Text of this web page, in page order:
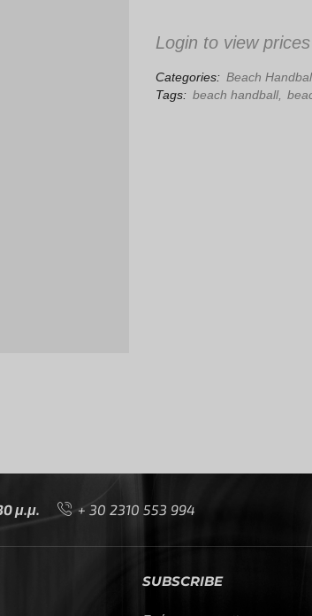
Login to view
Categories: Beach
Tags: beach handball,
μ.μ. + 30 2310 553 994
SUBSCRIBE